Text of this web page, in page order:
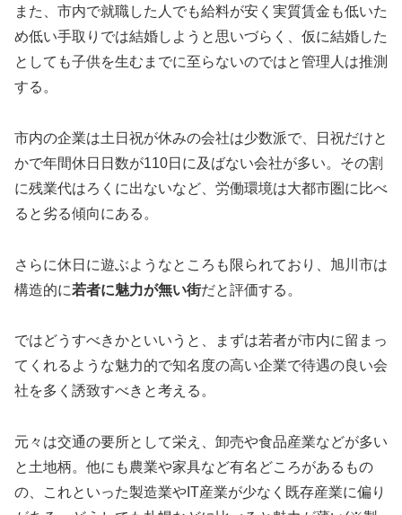
また、市内で就職した人でも給料が安く実質賃金も低いた
め低い手取りでは結婚しようと思いづらく、仮に結婚した
としても子供を生むまでに至らないのではと管理人は推測
する。
市内の企業は土日祝が休みの会社は少数派で、日祝だけと
かで年間休日日数が110日に及ばない会社が多い。その割
に残業代はろくに出ないなど、労働環境は大都市圏に比べ
ると劣る傾向にある。
さらに休日に遊ぶようなところも限られており、旭川市は
構造的に若者に魅力が無い街だと評価する。
ではどうすべきかといいうと、まずは若者が市内に留まっ
てくれるような魅力的で知名度の高い企業で待遇の良い会
社を多く誘致すべきと考える。
元々は交通の要所として栄え、卸売や食品産業などが多い
と土地柄。他にも農業や家具など有名どころがあるもの
の、これといった製造業やIT産業が少なく既存産業に偏り